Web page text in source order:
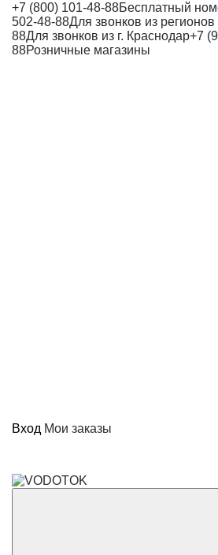
+7 (800) 101-48-88Бесплатный
502-48-88Для звонков из
88Для звонков из г. Краснодар+7
88Розничные магазины
Вход Мои заказы